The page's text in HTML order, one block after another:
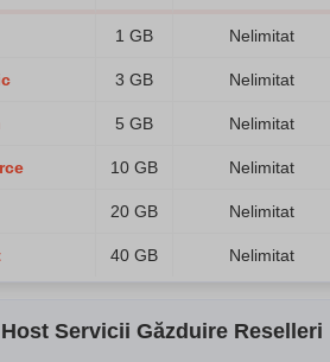
1 GB Nelimitat
3 GB Nelimitat
5 GB Nelimitat
10 GB Nelimitat
20 GB Nelimitat
40 GB Nelimitat
Servicii Găzduire Reselleri